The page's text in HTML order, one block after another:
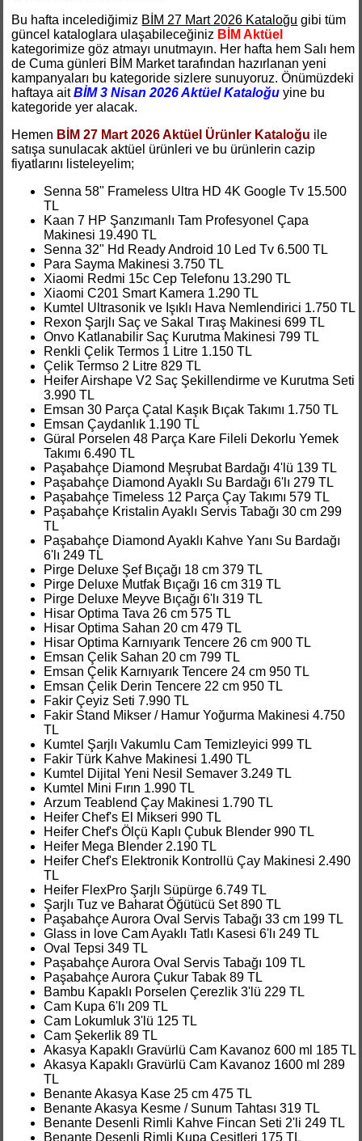
Bu hafta incelediğimiz BİM 27 Mart 2026 Kataloğu gibi tüm
güncel kataloglara ulaşabileceğiniz BİM Aktüel
kategorimize göz atmayı unutmayın. Her hafta hem Salı hem
de Cuma günleri BİM Market tarafından hazırlanan yeni
kampanyaları bu kategoride sizlere sunuyoruz. Önümüzdeki
haftaya aitBİM 3 Nisan 2026 Aktüel Kataloğu yine bu
kategoride yer alacak.
Hemen BİM 27 Mart 2026 Aktüel Ürünler Kataloğu ile
satışa sunulacak aktüel ürünleri ve bu ürünlerin cazip
fiyatlarını listeleyelim;
Senna 58" Frameless Ultra HD 4K Google Tv 15.500
TL
Kaan 7 HP Şanzımanlı Tam Profesyonel Çapa
Makinesi 19.490 TL
Senna 32" Hd Ready Android 10 Led Tv 6.500 TL
Para Sayma Makinesi 3.750 TL
Xiaomi Redmi 15c Cep Telefonu 13.290 TL
Xiaomi C201 Smart Kamera 1.290 TL
Kumtel Ultrasonik ve Işıklı Hava Nemlendirici 1.750 TL
Rexon Şarjlı Saç ve Sakal Tıraş Makinesi 699 TL
Onvo Katlanabilir Saç Kurutma Makinesi 799 TL
Renkli Çelik Termos 1 Litre 1.150 TL
Çelik Termso 2 Litre 829 TL
Heifer Airshape V2 Saç Şekillendirme ve Kurutma Seti
3.990 TL
Emsan 30 Parça Çatal Kaşık Bıçak Takımı 1.750 TL
Emsan Çaydanlık 1.190 TL
Güral Porselen 48 Parça Kare Fileli Dekorlu Yemek
Takımı 6.490 TL
Paşabahçe Diamond Meşrubat Bardağı 4'lü 139 TL
Paşabahçe Diamond Ayaklı Su Bardağı 6'lı 279 TL
Paşabahçe Timeless 12 Parça Çay Takımı 579 TL
Paşabahçe Kristalin Ayaklı Servis Tabağı 30 cm 299
TL
Paşabahçe Diamond Ayaklı Kahve Yanı Su Bardağı
6'lı 249 TL
Pirge Deluxe Şef Bıçağı 18 cm 379 TL
Pirge Deluxe Mutfak Bıçağı 16 cm 319 TL
Pirge Deluxe Meyve Bıçağı 6'lı 319 TL
Hisar Optima Tava 26 cm 575 TL
Hisar Optima Sahan 20 cm 479 TL
Hisar Optima Karnıyarık Tencere 26 cm 900 TL
Emsan Çelik Sahan 20 cm 799 TL
Emsan Çelik Karnıyarık Tencere 24 cm 950 TL
Emsan Çelik Derin Tencere 22 cm 950 TL
Fakir Çeyiz Seti 7.990 TL
Fakir Stand Mikser / Hamur Yoğurma Makinesi 4.750
TL
Kumtel Şarjlı Vakumlu Cam Temizleyici 999 TL
Fakir Türk Kahve Makinesi 1.490 TL
Kumtel Dijital Yeni Nesil Semaver 3.249 TL
Kumtel Mini Fırın 1.990 TL
Arzum Teablend Çay Makinesi 1.790 TL
Heifer Chef's El Mikseri 990 TL
Heifer Chef's Ölçü Kaplı Çubuk Blender 990 TL
Heifer Mega Blender 2.190 TL
Heifer Chef's Elektronik Kontrollü Çay Makinesi 2.490
TL
Heifer FlexPro Şarjlı Süpürge 6.749 TL
Şarjlı Tuz ve Baharat Öğütücü Set 890 TL
Paşabahçe Aurora Oval Servis Tabağı 33 cm 199 TL
Glass in love Cam Ayaklı Tatlı Kasesi 6'lı 249 TL
Oval Tepsi 349 TL
Paşabahçe Aurora Oval Servis Tabağı 109 TL
Paşabahçe Aurora Çukur Tabak 89 TL
Bambu Kapaklı Porselen Çerezlik 3'lü 229 TL
Cam Kupa 6'lı 209 TL
Cam Lokumluk 3'lü 125 TL
Cam Şekerlik 89 TL
Akasya Kapaklı Gravürlü Cam Kavanoz 600 ml 185 TL
Akasya Kapaklı Gravürlü Cam Kavanoz 1600 ml 289
TL
Benante Akasya Kase 25 cm 475 TL
Benante Akasya Kesme / Sunum Tahtası 319 TL
Benante Desenli Rimli Kahve Fincan Seti 2'li 249 TL
Benante Desenli Rimli Kupa Çeşitleri 175 TL